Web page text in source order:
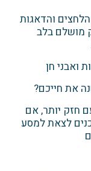
והדאגות
מושלם בלב
ואבני חן
את חייכם?
חזק יותר, אם
לצאת למסע